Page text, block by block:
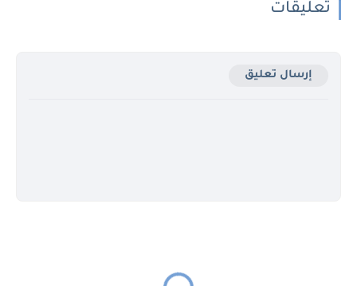
تعليقات
إرسال تعليق